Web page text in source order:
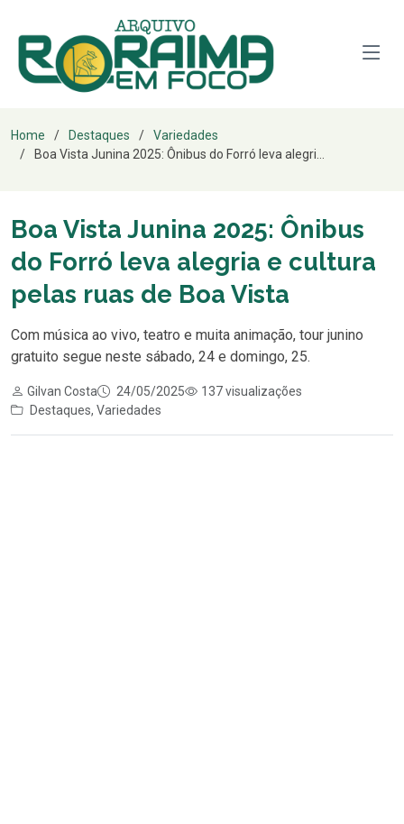
Home Destaques
Variedades
Boa Vista Junina 2025: Ônibus do Forró leva alegri...
Boa Vista Junina 2025: Ônibus
do Forró leva alegria e cultura
pelas ruas de Boa Vista
Com música ao vivo, teatro e muita animação, tour junino
gratuito segue neste sábado, 24 e domingo, 25.
Gilvan Costa 24/05/2025
137 visualizações
Destaques, Variedades